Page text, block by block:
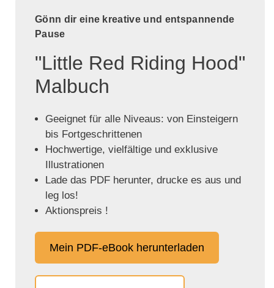
Gönn dir eine kreative und entspannende
Pause
"Little Red Riding Hood"
Malbuch
Geeignet für alle Niveaus: von Einsteigern
bis Fortgeschrittenen
Hochwertige, vielfältige und exklusive
Illustrationen
Lade das PDF herunter, drucke es aus und
leg los!
Aktionspreis !
Mein PDF-eBook herunterladen